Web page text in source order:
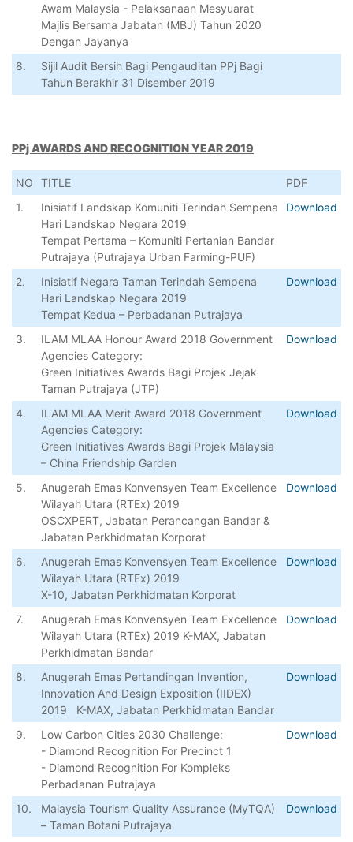
Awam Malaysia - Pelaksanaan Mesyuarat
Majlis Bersama Jabatan (MBJ) Tahun 2020
Dengan Jayanya
8.
Sijil Audit Bersih Bagi Pengauditan PPj Bagi
Tahun Berakhir 31 Disember 2019
PPj AWARDS AND RECOGNITION YEAR 2019
NO TITLE
PDF
1.
Inisiatif Landskap Komuniti Terindah Sempena
Hari Landskap Negara 2019
Tempat Pertama – Komuniti Pertanian Bandar
Putrajaya (Putrajaya Urban Farming-PUF)
Download
2.
Inisiatif Negara Taman Terindah Sempena
Hari Landskap Negara 2019
Tempat Kedua – Perbadanan Putrajaya
Download
3.
ILAM MLAA Honour Award 2018 Government
Agencies Category:
Green Initiatives Awards Bagi Projek Jejak
Taman Putrajaya (JTP)
Download
4.
ILAM MLAA Merit Award 2018 Government
Agencies Category:
Green Initiatives Awards Bagi Projek Malaysia
– China Friendship Garden
Download
5.
Anugerah Emas Konvensyen Team Excellence
Wilayah Utara (RTEx) 2019
OSCXPERT, Jabatan Perancangan Bandar &
Jabatan Perkhidmatan Korporat
Download
6.
Anugerah Emas Konvensyen Team Excellence
Wilayah Utara (RTEx) 2019
X-10, Jabatan Perkhidmatan Korporat
Download
7.
Anugerah Emas Konvensyen Team Excellence
Wilayah Utara (RTEx) 2019 K-MAX, Jabatan
Perkhidmatan Bandar
Download
8.
Anugerah Emas Pertandingan Invention,
Innovation And Design Exposition (IIDEX)
2019 K-MAX, Jabatan Perkhidmatan Bandar
Download
9.
Low Carbon Cities 2030 Challenge:
- Diamond Recognition For Precinct 1
- Diamond Recognition For Kompleks
Perbadanan Putrajaya
Download
10.
Malaysia Tourism Quality Assurance (MyTQA)
– Taman Botani Putrajaya
Download